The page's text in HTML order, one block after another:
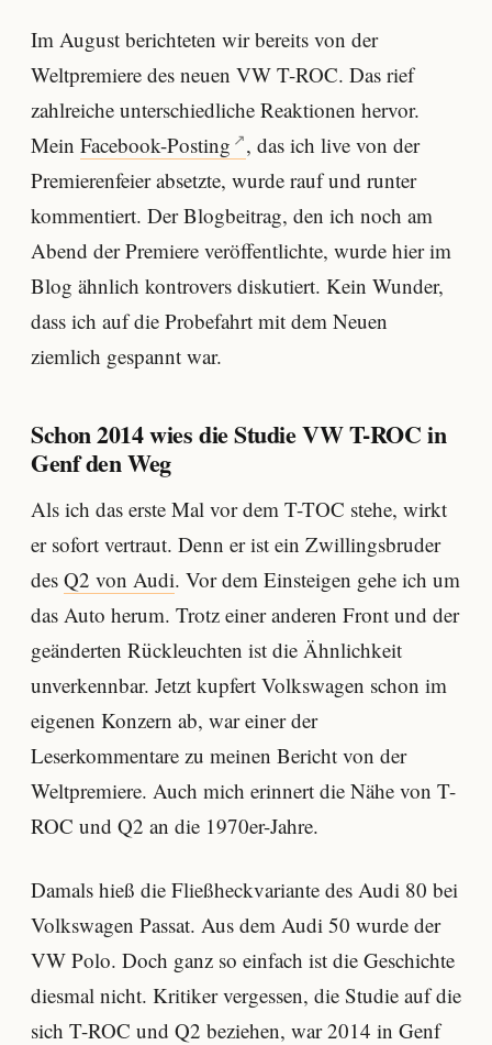
Im August berichteten wir bereits von der
Weltpremiere des neuen VW T-ROC. Das rief
zahlreiche unterschiedliche Reaktionen hervor.
Mein Facebook-Posting
, das ich live von der
Premierenfeier absetzte, wurde rauf und runter
kommentiert. Der Blogbeitrag, den ich noch am
Abend der Premiere veröffentlichte, wurde hier im
Blog ähnlich kontrovers diskutiert. Kein Wunder,
dass ich auf die Probefahrt mit dem Neuen
ziemlich gespannt war.
Schon 2014 wies die Studie VW T-ROC in
Genf den Weg
Als ich das erste Mal vor dem T-TOC stehe, wirkt
er sofort vertraut. Denn er ist ein Zwillingsbruder
des Q2 von Audi. Vor dem Einsteigen gehe ich um
das Auto herum. Trotz einer anderen Front und der
geänderten Rückleuchten ist die Ähnlichkeit
unverkennbar. Jetzt kupfert Volkswagen schon im
eigenen Konzern ab, war einer der
Leserkommentare zu meinen Bericht von der
Weltpremiere. Auch mich erinnert die Nähe von T-
ROC und Q2 an die 1970er-Jahre.
Damals hieß die Fließheckvariante des Audi 80 bei
Volkswagen Passat. Aus dem Audi 50 wurde der
VW Polo. Doch ganz so einfach ist die Geschichte
diesmal nicht. Kritiker vergessen, die Studie auf die
sich T-ROC und Q2 beziehen, war 2014 in Genf